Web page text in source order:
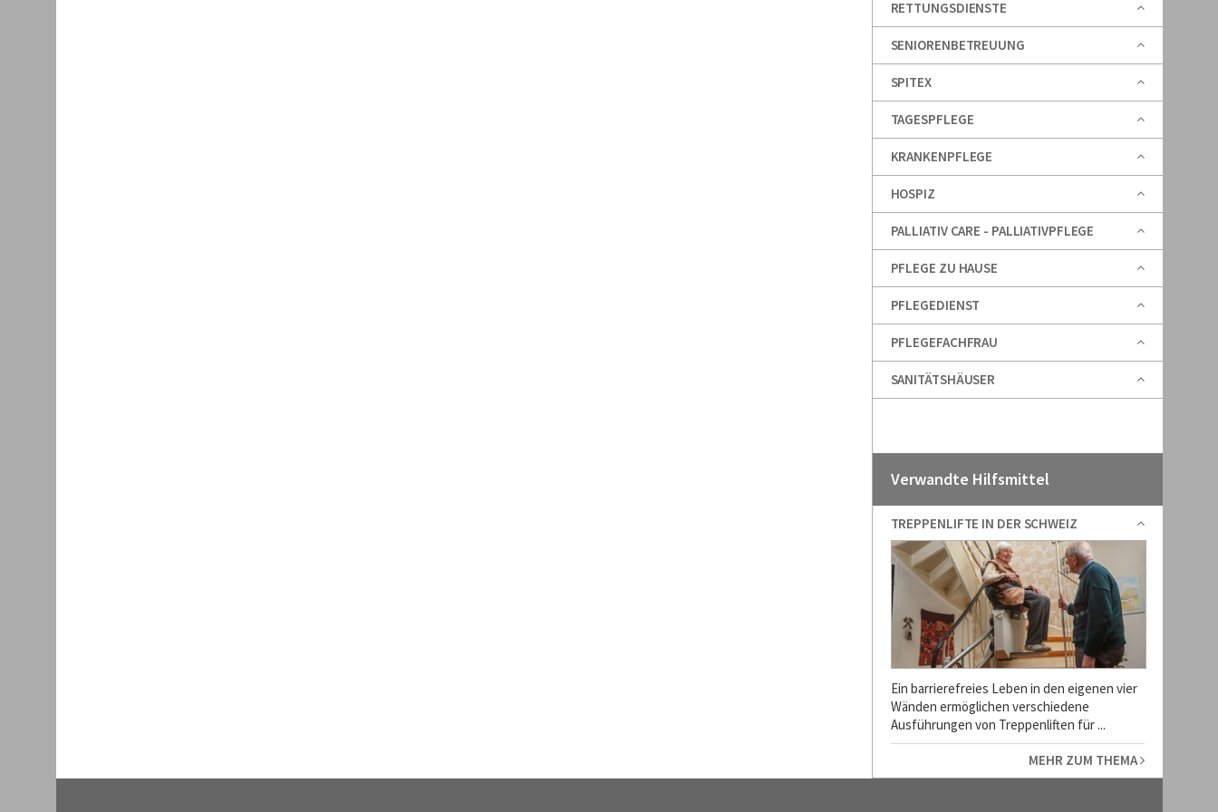
RETTUNGSDIENSTE
SENIORENBETREUUNG
SPITEX
TAGESPFLEGE
KRANKENPFLEGE
HOSPIZ
PALLIATIV CARE - PALLIATIVPFLEGE
PFLEGE ZU HAUSE
PFLEGEDIENST
PFLEGEFACHFRAU
SANITÄTSHÄUSER
Verwandte Hilfsmittel
TREPPENLIFTE IN DER SCHWEIZ
Ein barrierefreies Leben in den eigenen vier
Wänden ermöglichen verschiedene
Ausführungen von Treppenliften für ...
MEHR ZUM THEMA